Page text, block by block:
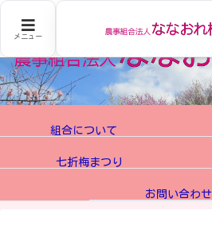
組合について
七折梅まつり
お問い合わせ
メニュー